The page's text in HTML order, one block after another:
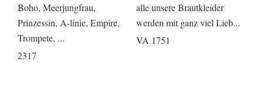
Boho, Meerjungfrau,
Prinzessin, A-linie, Empire,
Trompete, ...
2317
alle unsere Brautkleider
werden mit ganz viel Lieb...
VA 1751